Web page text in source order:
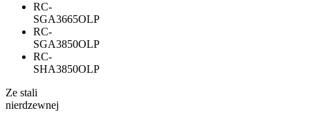
RC-
SGA3665OLP
RC-
SGA3850OLP
RC-
SHA3850OLP
Ze stali
nierdzewnej